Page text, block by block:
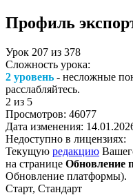
Профиль
Урок 207 из 378
Сложность урока:
2 уровень - несложные
расслабляйтесь.
2 из 5
Просмотров: 46077
Дата изменения:
Недоступно в лицензиях:
Текущую редакцию
на странице Обновление
Обновление платформы).
Старт, Стандарт